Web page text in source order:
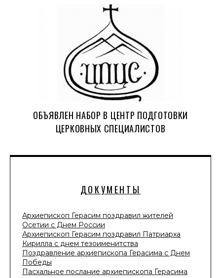
ДОКУМЕНТЫ
Архиепископ Герасим поздравил жителей
Осетии с Днем России
Архиепископ Герасим поздравил Патриарха
Кирилла с днем тезоименитства
Поздравление архиепископа Герасима с Днем
Победы
Пасхальное послание архиепископа Герасима
ОБЪЯВЛЕН НАБОР В ЦЕНТР ПОДГОТОВКИ
ЦЕРКОВНЫХ СПЕЦИАЛИСТОВ